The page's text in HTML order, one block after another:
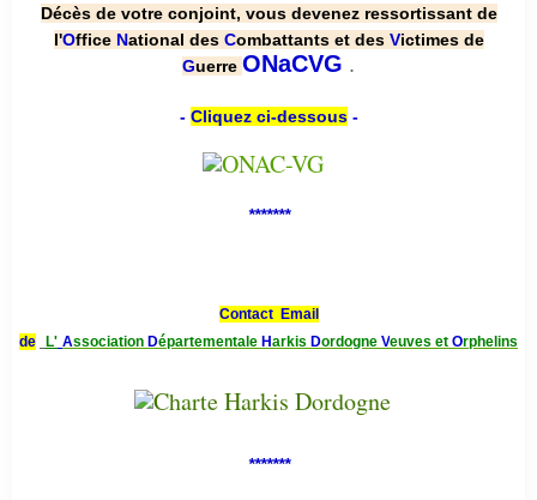
Décès de votre conjoint, vous devenez ressortissant de
l'Office National des Combattants et des Victimes de
Guerre ONaCVG .
- Cliquez ci-dessous-
*******
Contact Email
de
L' Association Départementale Harkis Dordogne Veuves et Orphelins
*******